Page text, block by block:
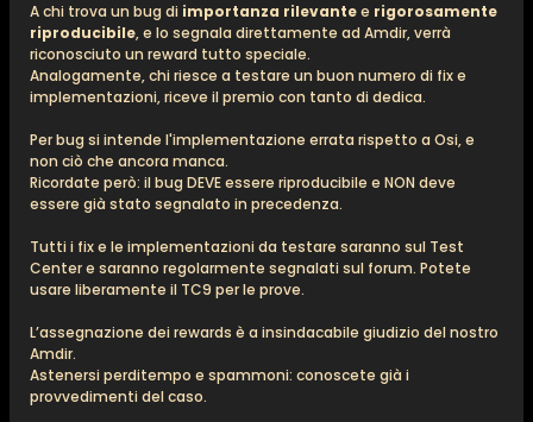
A chi trova un bug di importanza rilevantee rigorosamente
riproducibile, e lo segnala direttamente ad Amdir, verrà
riconosciuto un reward tutto speciale.
Analogamente, chi riesce a testare un buon numero di fix e
implementazioni, riceve il premio con tanto di dedica.
Per bug si intende l'implementazione errata rispetto a Osi, e
non ciò che ancora manca.
Ricordate però: il bug DEVE essere riproducibile e NON deve
essere già stato segnalato in precedenza.
Tutti i fix e le implementazioni da testare saranno sul Test
Center e saranno regolarmente segnalati sul forum. Potete
usare liberamente il TC9 per le prove.
L’assegnazione dei rewards è a insindacabile giudizio del nostro
Amdir.
Astenersi perditempo e spammoni: conoscete già i
provvedimenti del caso.